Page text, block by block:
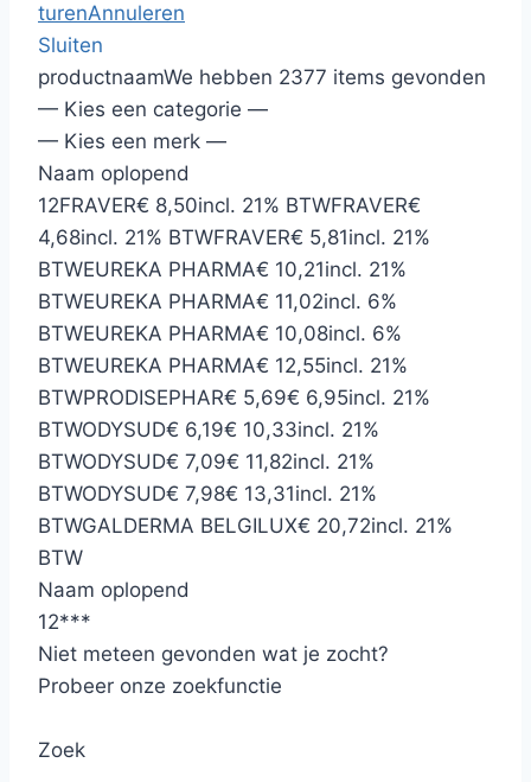
turenAnnuleren
Sluiten
productnaamWe hebben 2377 items gevonden
— Kies een categorie —
— Kies een merk —
Naam oplopend
12FRAVER€ 8,50incl. 21% BTWFRAVER€
4,68incl. 21% BTWFRAVER€ 5,81incl. 21%
BTWEUREKA PHARMA€ 10,21incl. 21%
BTWEUREKA PHARMA€ 11,02incl. 6%
BTWEUREKA PHARMA€ 10,08incl. 6%
BTWEUREKA PHARMA€ 12,55incl. 21%
BTWPRODISEPHAR€ 5,69€ 6,95incl. 21%
BTWODYSUD€ 6,19€ 10,33incl. 21%
BTWODYSUD€ 7,09€ 11,82incl. 21%
BTWODYSUD€ 7,98€ 13,31incl. 21%
BTWGALDERMA BELGILUX€ 20,72incl. 21%
BTW
Naam oplopend
12***
Niet meteen gevonden wat je zocht?
Probeer onze zoekfunctie
Zoek